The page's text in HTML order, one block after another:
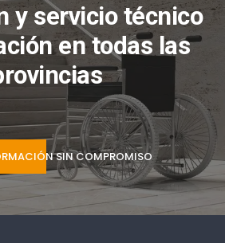
y servicio técnico
en todas las
SIN COMPROMISO